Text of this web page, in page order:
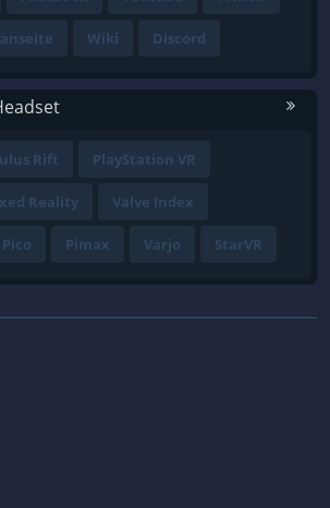
Wiki Discord
Rift PlayStation VR
Reality Valve Index
Pico Pimax Varjo StarVR